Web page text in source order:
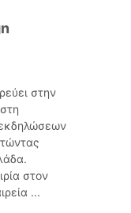
στην
στον
...